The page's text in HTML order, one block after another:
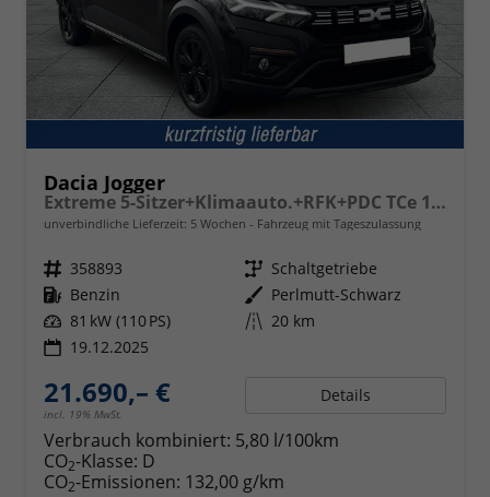
Dacia Jogger
Extreme 5-Sitzer+Klimaauto.+RFK+PDC TCe 110
unverbindliche Lieferzeit: 5 Wochen Fahrzeug mit Tageszulassung
Fahrzeugnr. 358893 Getriebe Schaltgetriebe
Kraftstoff Benzin Außenfarbe Perlmutt-Schwarz
Leistung 81 kW (110 PS) Kilometerstand 20 km
19.12.2025
21.690,– €
incl. 19% MwSt.
Details
Verbrauch kombiniert: 5,80 l/100km
CO2-Klasse: D
CO2-Emissionen: 132,00 g/km